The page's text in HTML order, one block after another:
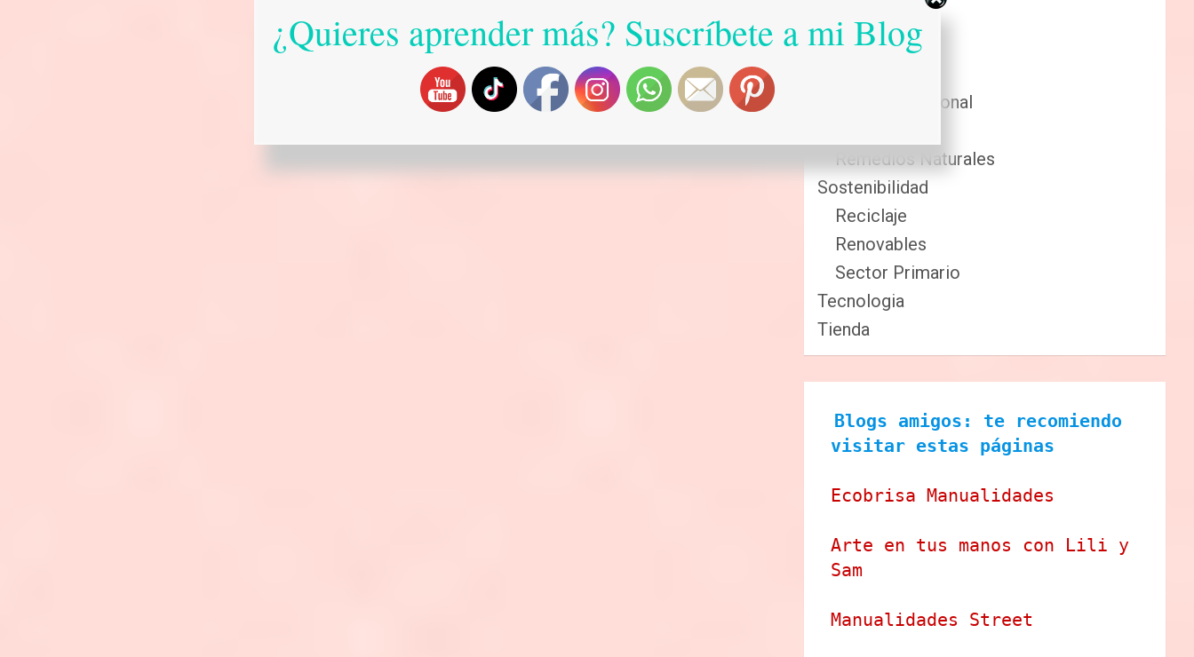
Sabias que…
Salud
Cuidado Personal
Remedios Naturales
Sostenibilidad
Reciclaje
Renovables
Sector Primario
Tecnologia
Tienda
Blogs amigos: te recomiendo
visitar estas páginas
Ecobrisa Manualidades
Arte en tus manos con Lili y
Sam
Manualidades Street
¿Quieres aprender más? Suscríbete a mi Blog